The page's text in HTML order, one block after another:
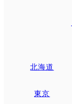
北海道
東京